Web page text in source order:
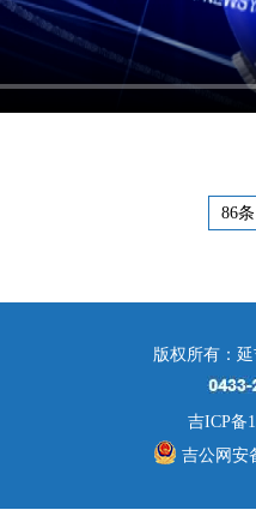
86条
版权所有：
吉ICP备
吉公网安